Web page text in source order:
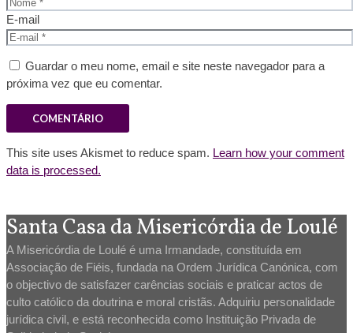
E-mail
Guardar o meu nome, email e site neste navegador para a
próxima vez que eu comentar.
This site uses Akismet to reduce spam. Learn how your comment
data is processed.
Santa Casa da Misericórdia de Loulé
A Misericórdia de Loulé é uma Irmandade, constituída em
Associação de Fiéis, fundada na Ordem Jurídica Canónica, com
o objectivo de satisfazer carências sociais e praticar actos de
culto católico da doutrina e moral cristãs. Adquiriu personalidade
jurídica civil, e está reconhecida como Instituição Privada de